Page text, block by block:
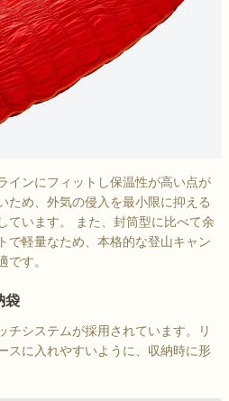
インにフィットし保温性が高い点が
ため、外気の侵入を最小限に抑える
ています。 また、封筒型に比べて余
で軽量なため、本格的な登山キャン
です。
袋
チシステムが採用されています。リ
スに入れやすいように、収納時に形